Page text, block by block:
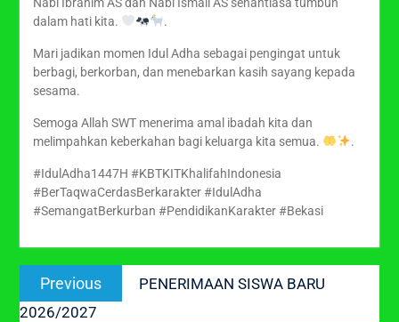
dalam hati kita.
.
Mari jadikan momen Idul Adha sebagai pengingat untuk
berbagi, berkorban, dan menebarkan kasih sayang kepada
sesama.
Semoga Allah SWT menerima amal ibadah kita dan
melimpahkan keberkahan bagi keluarga kita semua.
.
#IdulAdha1447H #KBTKITKhalifahIndonesia
#BerTaqwaCerdasBerkarakter #IdulAdha
#SemangatBerkurban #PendidikanKarakter #Bekasi
Post
navigation
Previous
post:
PENERIMAAN SISWA BARU
2026/2027